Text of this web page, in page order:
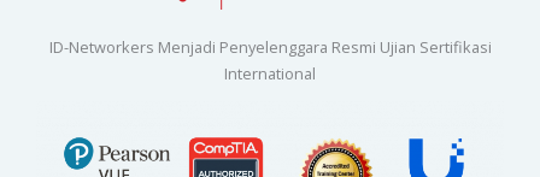
ID-Networkers Menjadi Penyelenggara Resmi Ujian Sertifikasi
International